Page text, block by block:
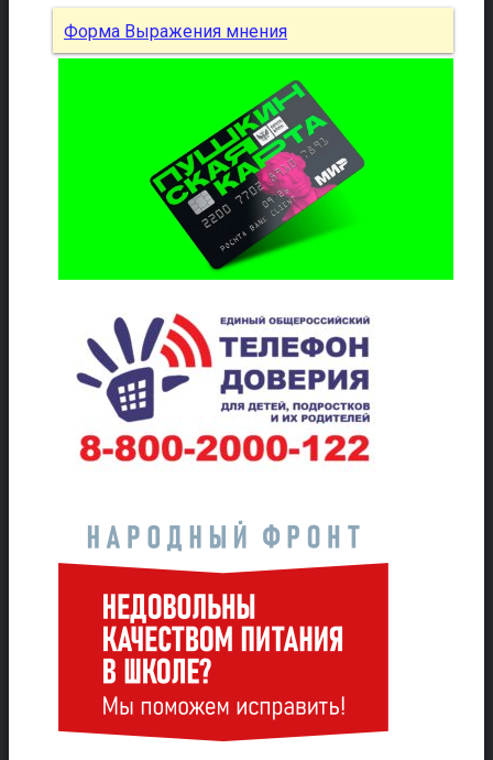
Форма Выражения мнения